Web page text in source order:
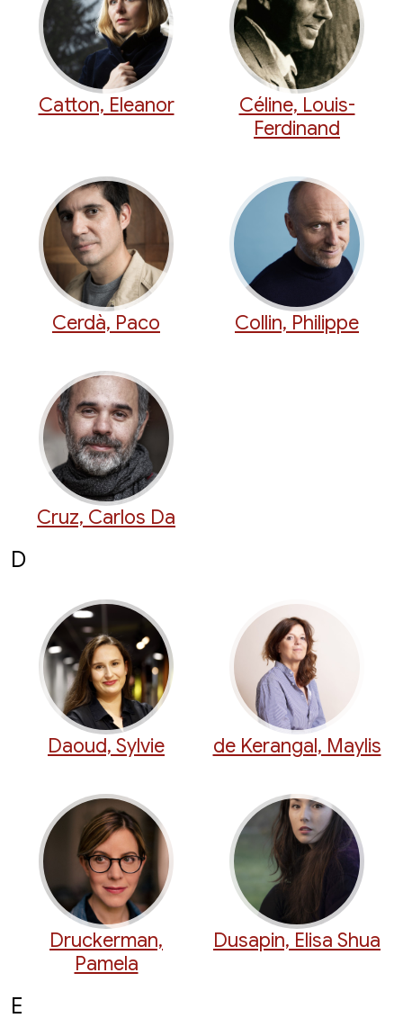
Catton, Eleanor
Céline, Louis-
Ferdinand
Cerdà, Paco Collin, Philippe
Cruz, Carlos Da
D
Daoud, Sylvie de Kerangal, Maylis
Druckerman,
Pamela
Dusapin, Elisa Shua
E